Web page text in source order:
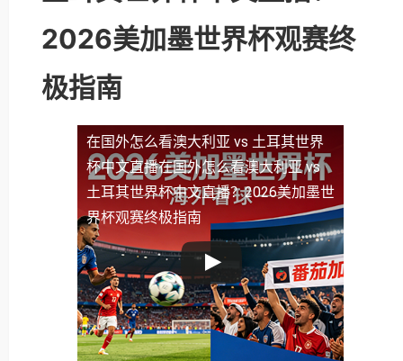
2026美加墨世界杯观赛终
极指南
在国外怎么看澳大利亚 vs 土耳其世界
杯中文直播在国外怎么看澳大利亚 vs
土耳其世界杯中文直播？2026美加墨世
界杯观赛终极指南